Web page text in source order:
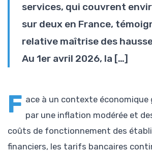
services, qui couvrent
sur deux en France,
relative maîtrise des
Au 1er avril 2026, la […]
F ace à un contexte économique
par une inflation modérée et
coûts de fonctionnement des
financiers, les tarifs bancaires